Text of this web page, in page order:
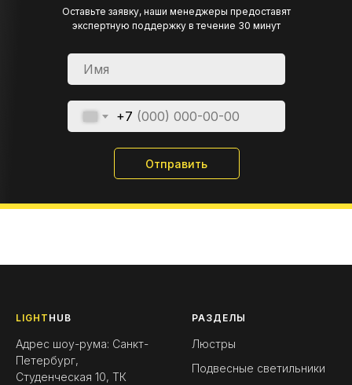
+7
Отправить
Оставьте заявку, наши менеджеры предоставят
экспертную поддержку в течение 30 минут
LIGHT HUB
Адрес шоу-рума: Санкт-
Петербург,
Студенческая 10, ТК
РАЗДЕЛЫ
Люстры
Подвесные светильники